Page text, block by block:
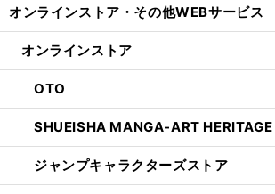
オンラインストア・ その他WEBサービス
オンラインストア
OTO
SHUEISHA MANGA-ART HERITAGE
ジャンプキャラクターズストア